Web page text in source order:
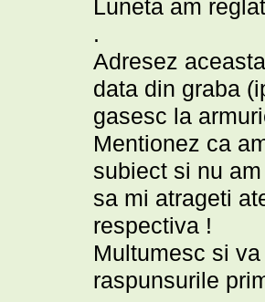
Luneta am
.
Adresez
data din graba
gasesc la
Mentionez ca
subiect si nu
sa mi atrageti
respectiva !
Multumesc si
raspunsurile